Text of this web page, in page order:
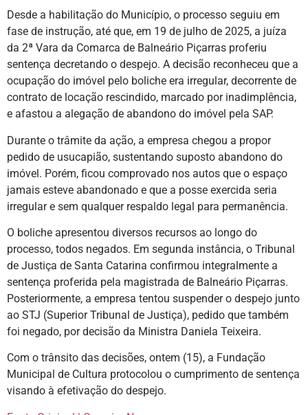
Desde a habilitação do Município, o processo seguiu em
fase de instrução, até que, em 19 de julho de 2025, a juíza
da 2ª Vara da Comarca de Balneário Piçarras proferiu
sentença decretando o despejo. A decisão reconheceu que a
ocupação do imóvel pelo boliche era irregular, decorrente de
contrato de locação rescindido, marcado por inadimplência,
e afastou a alegação de abandono do imóvel pela SAP.
Durante o trâmite da ação, a empresa chegou a propor
pedido de usucapião, sustentando suposto abandono do
imóvel. Porém, ficou comprovado nos autos que o espaço
jamais esteve abandonado e que a posse exercida seria
irregular e sem qualquer respaldo legal para permanência.
O boliche apresentou diversos recursos ao longo do
processo, todos negados. Em segunda instância, o Tribunal
de Justiça de Santa Catarina confirmou integralmente a
sentença proferida pela magistrada de Balneário Piçarras.
Posteriormente, a empresa tentou suspender o despejo junto
ao STJ (Superior Tribunal de Justiça), pedido que também
foi negado, por decisão da Ministra Daniela Teixeira.
Com o trânsito das decisões, ontem (15), a Fundação
Municipal de Cultura protocolou o cumprimento de sentença
visando à efetivação do despejo.